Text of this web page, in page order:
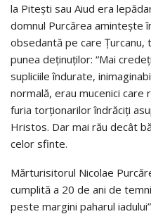
la Piteşti sau Aiud era
domnul Purcărea aminteşte
obsedantă pe care
punea deţinuţilor: “Mai
supliciile îndurate,
normală, erau mucenici
furia torţionarilor îndrăciţi
Hristos. Dar mai rău decât
celor sfinte.
Mărturisitorul Nicolae
cumplită a 20 de ani de
peste margini paharul